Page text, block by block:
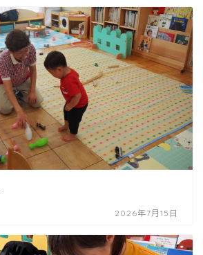
2026年7月15日